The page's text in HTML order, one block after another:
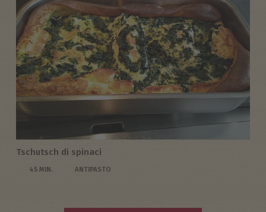
Tschutsch di spinaci
45 MIN. ANTIPASTO